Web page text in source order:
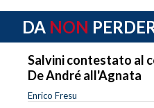
DA NON
Salvini contestato al
De André all'Agnata
Enrico Fresu